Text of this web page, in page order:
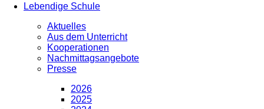
Lebendige Schule
Aktuelles
Aus dem Unterricht
Kooperationen
Nachmittagsangebote
Presse
2026
2025